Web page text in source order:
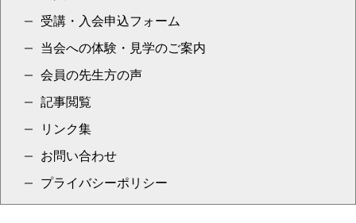
受講・入会申込フォーム
当会への体験・見学のご案内
会員の先生方の声
記事閲覧
リンク集
お問い合わせ
プライバシーポリシー